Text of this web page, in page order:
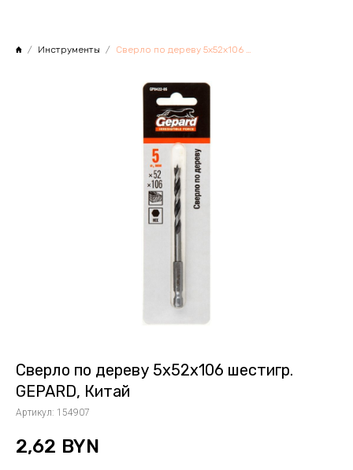
Инструменты
Сверло по дереву 5х52х106 шестигр.
GEPARD, Китай
Артикул: 154907
2,62 BYN